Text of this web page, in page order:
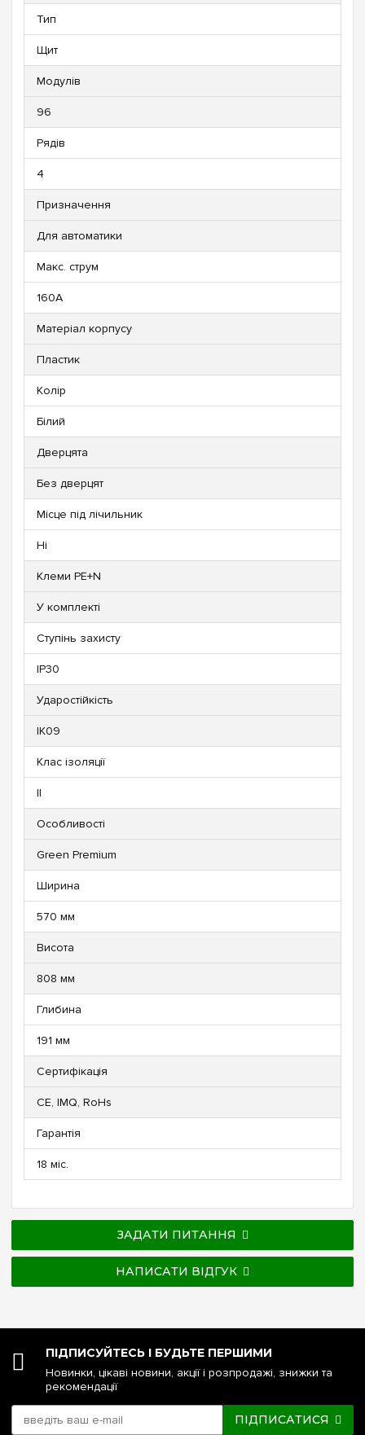
Тип
Щит
Модулів
96
Рядів
4
Призначення
Для автоматики
Макс. струм
160А
Матеріал корпусу
Пластик
Колір
Білий
Дверцята
Без дверцят
Місце під лічильник
Ні
Клеми PE+N
У комплекті
Ступінь захисту
IP30
Ударостійкість
IK09
Клас ізоляції
II
Особливості
Green Premium
Ширина
570 мм
Висота
808 мм
Глибина
191 мм
Сертифікація
CE, IMQ, RoHs
Гарантія
18 міс.
ЗАДАТИ ПИТАННЯ
НАПИСАТИ ВІДГУК
ПІДПИСУЙТЕСЬ І БУДЬТЕ ПЕРШИМИ
Новинки, цікаві новини, акції і розпродажі, знижки та
рекомендації
ПІДПИСАТИСЯ